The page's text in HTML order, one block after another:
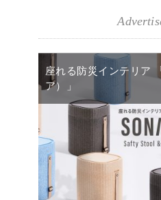
座れる防災インテリア
ア）」